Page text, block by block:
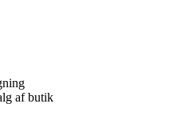
af butik